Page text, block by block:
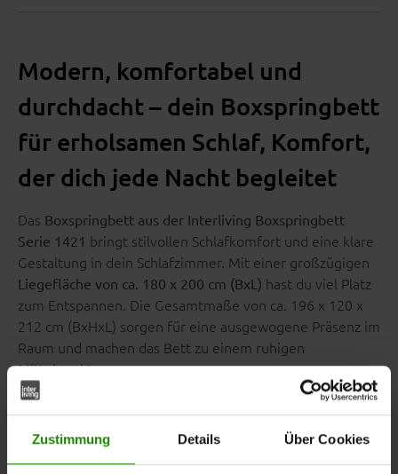
Zustimmung Details Über Cookies
Modern, komfortabel und
durchdacht – dein Boxspringbett
für erholsamen Schlaf, Komfort,
der dich jede Nacht begleitet
Das Boxspringbett aus der Interliving Boxspringbett
Serie 1421 bringt stilvollen Schlafkomfort und eine klare
Gestaltung in dein Schlafzimmer. Mit einer großzügigen
Liegefläche von ca. 180 x 200 cm (BxL) hast du viel Platz
zum Entspannen. Die Gesamtmaße von ca. 196 x 120 x
212 cm (BxHxL) sorgen für eine ausgewogene Präsenz im
Raum und machen das Bett zu einem ruhigen
Mittelpunkt.